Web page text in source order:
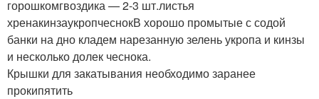
горошкомгвоздика — 2-3 шт.листья
хренакинзаукропчеснокВ хорошо промытые с содой
банки на дно кладем нарезанную зелень укропа и кинзы
и несколько долек чеснока.
Крышки для закатывания необходимо заранее
прокипятить